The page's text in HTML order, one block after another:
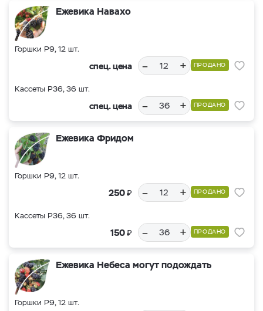
Ежевика Навахо
Горшки Р9, 12 шт.
спец. цена – + ПРОДАНО
Кассеты Р36, 36 шт.
спец. цена – + ПРОДАНО
Ежевика Фридом
Горшки Р9, 12 шт.
250₽ – + ПРОДАНО
Кассеты Р36, 36 шт.
150₽ – + ПРОДАНО
Ежевика Небеса могут подождать
Горшки Р9, 12 шт.